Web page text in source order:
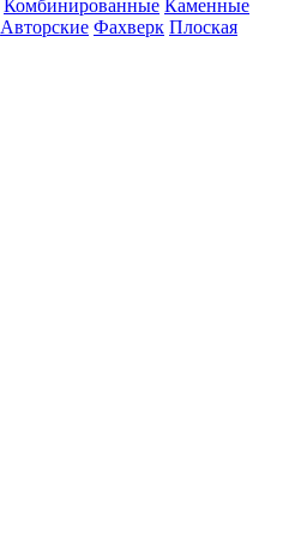
Комбинированные Каменные
Авторские Фахверк Плоская